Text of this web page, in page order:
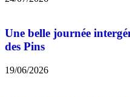
Une belle journée
des Pins
19/06/2026